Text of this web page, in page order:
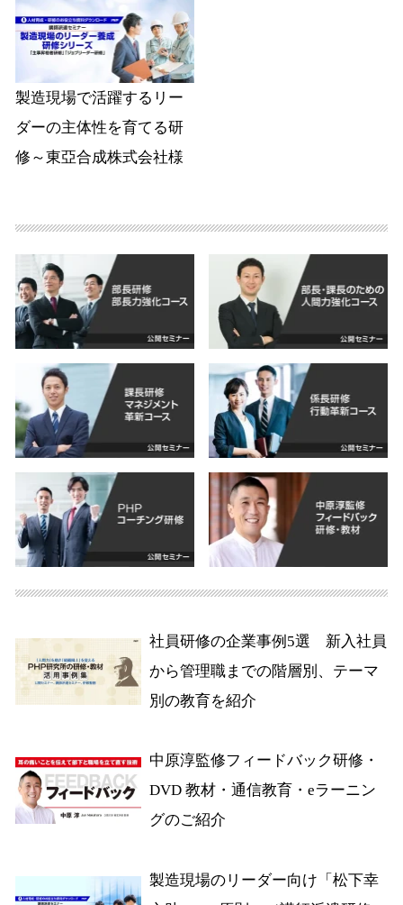
製造現場で活躍するリー
ダーの主体性を育てる研
修～東亞合成株式会社様
社員研修の企業事例5選 新入社員
から管理職までの階層別、テーマ
別の教育を紹介
中原淳監修フィードバック研修・
DVD 教材・通信教育・eラーニン
グのご紹介
製造現場のリーダー向け「松下幸